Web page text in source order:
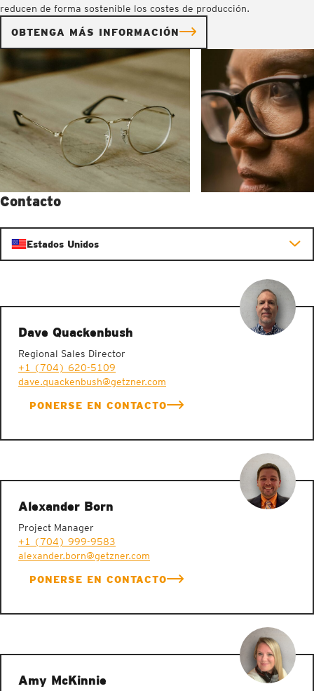
reducen de forma sostenible los costes de producción.
OBTENGA MÁS INFORMACIÓN
Contacto
Estados Unidos
Dave Quackenbush
Regional Sales Director
+1 (704) 620-5109
dave.quackenbush@getzner.com
PONERSE EN CONTACTO
Alexander Born
Project Manager
+1 (704) 999-9583
alexander.born@getzner.com
PONERSE EN CONTACTO
Amy McKinnie